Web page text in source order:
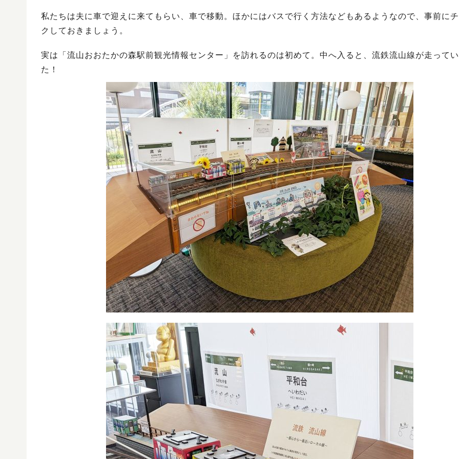
私たちは夫に車で迎えに来てもらい、車で移動。ほかにはバスで行く方法などもあるようなので、事前に
クしておきましょう。
実は「流山おおたかの森駅前観光情報センター」を訪れるのは初めて。中へ入ると、流鉄流山線が走って
た！